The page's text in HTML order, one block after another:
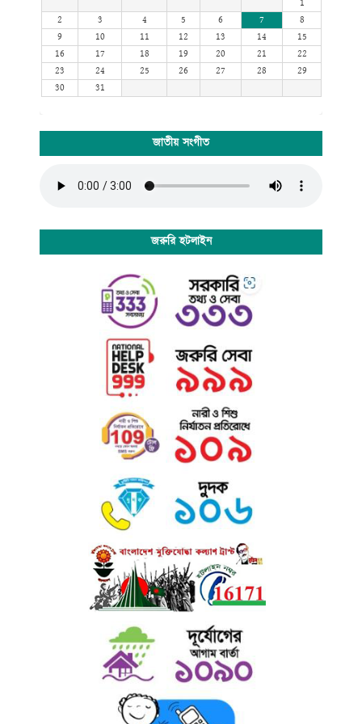
1
2
3 4 5 6 7
8
9
10 11 12 13 14
15
16
17 18 19 20 21
22
23
24 25 26 27 28
29
30
31
জাতীয় সংগীত
জরুরি হটলাইন